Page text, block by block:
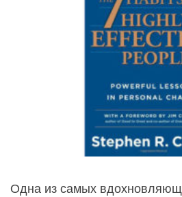
Одна из самых